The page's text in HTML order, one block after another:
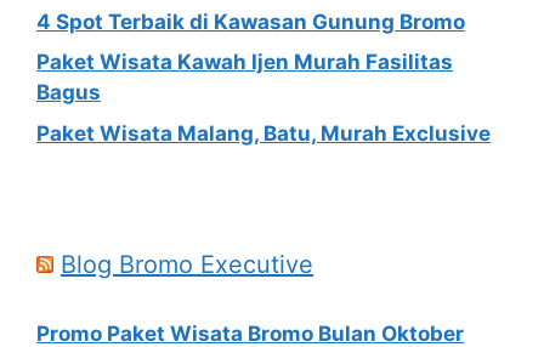
4 Spot Terbaik di Kawasan Gunung Bromo
Paket Wisata Kawah Ijen Murah Fasilitas
Bagus
Paket Wisata Malang, Batu, Murah Exclusive
Blog Bromo Executive
Promo Paket Wisata Bromo Bulan Oktober